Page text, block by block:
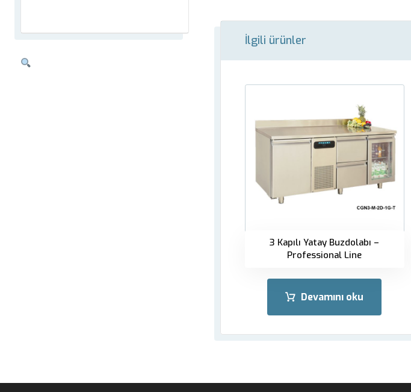
İlgili ürünler
3 Kapılı Yatay Buzdolabı –
Professional Line
Devamını oku